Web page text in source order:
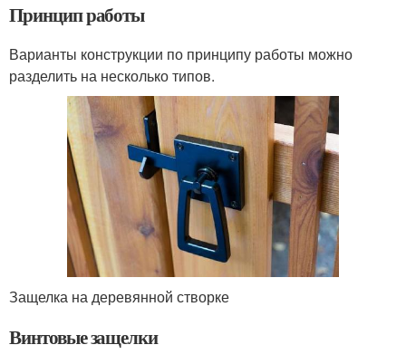
Принцип работы
Варианты конструкции по принципу работы можно
разделить на несколько типов.
Защелка на деревянной створке
Винтовые защелки